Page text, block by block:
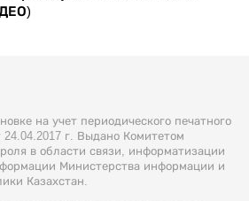
на учет периодического печатного
г. Выдано Комитетом
в области связи, информатизации
Министерства информации и
Казахстан.